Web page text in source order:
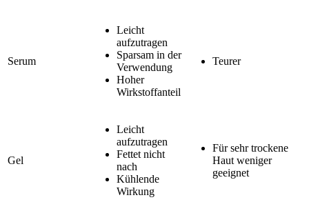
Serum
Leicht
aufzutragen
Sparsam in der
Verwendung
Hoher
Wirkstoffanteil
Teurer
Gel
Leicht
aufzutragen
Fettet nicht
nach
Kühlende
Wirkung
Für sehr trockene
Haut weniger
geeignet